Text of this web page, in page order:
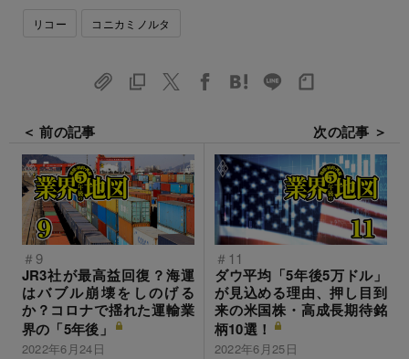
リコー コニカミノルタ
＜ 前の記事
＃9
JR3社が最高益回復？海運
はバブル崩壊をしのげる
か？コロナで揺れた運輸業
界の「5年後」
2022年6月24日
次の記事 ＞
＃11
ダウ平均「5年後5万ドル」
が見込める理由、押し目到
来の米国株・高成長期待銘
柄10選！
2022年6月25日